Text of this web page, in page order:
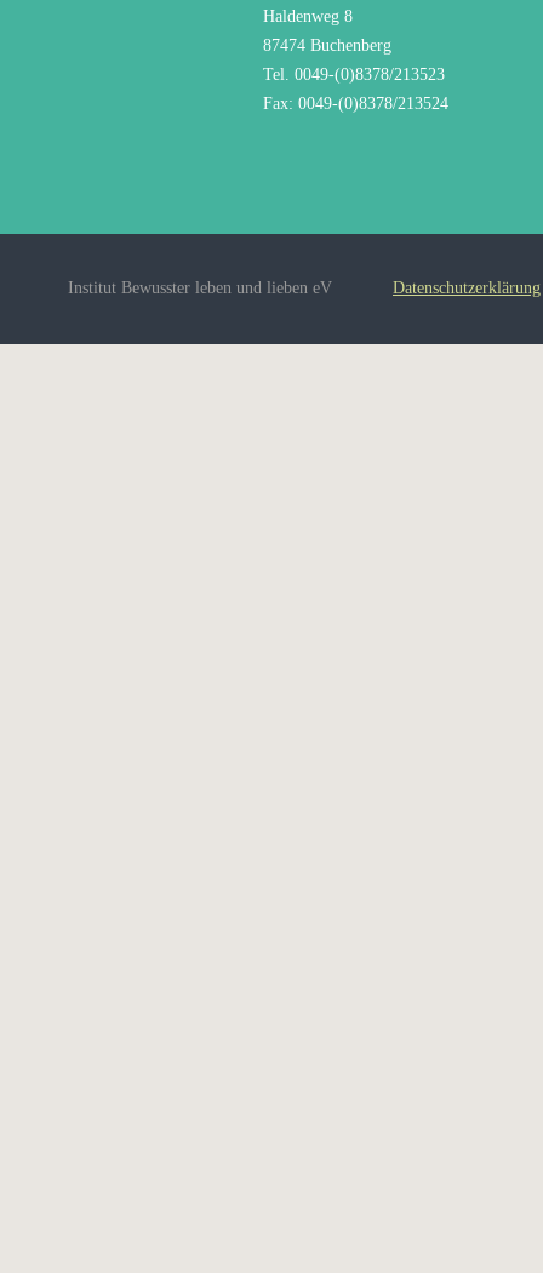
Haldenweg 8
87474 Buchenberg
Tel. 0049-(0)8378/213523
Fax: 0049-(0)8378/213524
Institut Bewusster leben und lieben eV Datenschutzerklärung